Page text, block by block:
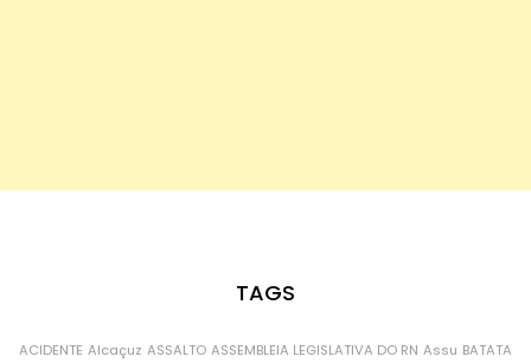
TAGS
ACIDENTE Alcaçuz ASSALTO ASSEMBLEIA LEGISLATIVA DO RN Assu BATATA